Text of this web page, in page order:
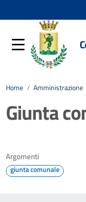
Home / Amministrazione
Giunta
Argomenti
giunta comunale